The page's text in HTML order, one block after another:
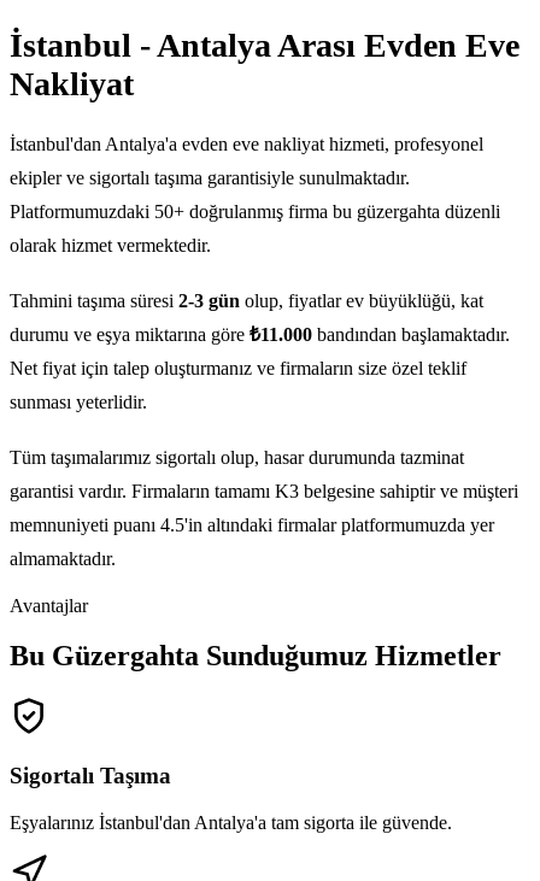
İstanbul - Antalya Arası Evden Eve
Nakliyat
İstanbul'dan Antalya'a evden eve nakliyat hizmeti, profesyonel
ekipler ve sigortalı taşıma garantisiyle sunulmaktadır.
Platformumuzdaki 50+ doğrulanmış firma bu güzergahta düzenli
olarak hizmet vermektedir.
Tahmini taşıma süresi 2-3 gün olup, fiyatlar ev büyüklüğü, kat
durumu ve eşya miktarına göre ₺11.000 bandından başlamaktadır.
Net fiyat için talep oluşturmanız ve firmaların size özel teklif
sunması yeterlidir.
Tüm taşımalarımız sigortalı olup, hasar durumunda tazminat
garantisi vardır. Firmaların tamamı K3 belgesine sahiptir ve müşteri
memnuniyeti puanı 4.5'in altındaki firmalar platformumuzda yer
almamaktadır.
Avantajlar
Bu Güzergahta Sunduğumuz Hizmetler
Sigortalı Taşıma
Eşyalarınız İstanbul'dan Antalya'a tam sigorta ile güvende.